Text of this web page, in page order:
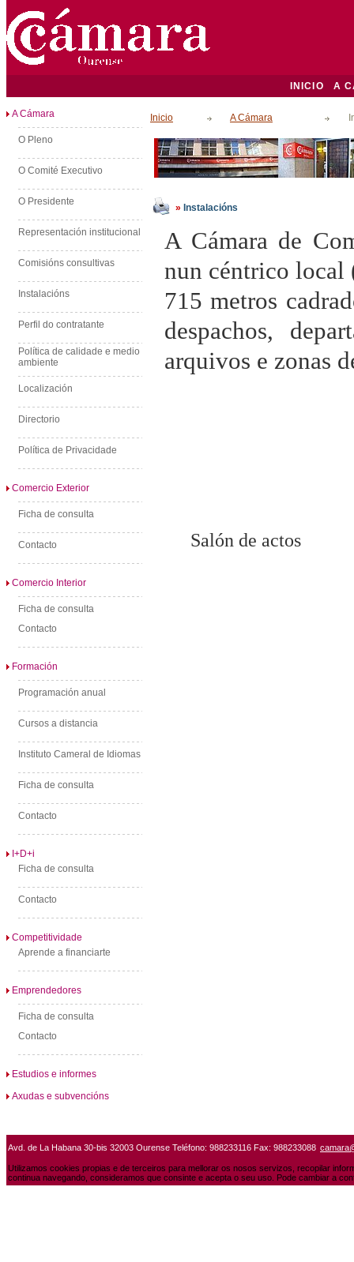
INICIO A
A Cámara
O Pleno
O Comité Executivo
O Presidente
Representación institucional
Comisións consultivas
Instalacións
Perfil do contratante
Política de calidade e medio
ambiente
Localización
Directorio
Política de Privacidade
Comercio Exterior
Ficha de consulta
Contacto
Comercio Interior
Ficha de consulta
Contacto
Formación
Programación anual
Cursos a distancia
Instituto Cameral de Idiomas
Ficha de consulta
Contacto
I+D+i
Ficha de consulta
Contacto
Competitividade
Aprende a financiarte
Emprendedores
Ficha de consulta
Contacto
Estudios e informes
Axudas e subvencións
Inicio A Cámara
» Instalacións
A Cámara de
nun céntrico local
715 metros
despachos,
arquivos e zonas
Salón de actos
Avd. de La Habana 30-bis 32003 Ourense Teléfono: 988233116 Fax: 988233088
Utilizamos cookies propias e de terceiros para mellorar os nosos servizos, recopilar
continua navegando, consideramos que consinte e acepta o seu uso. Pode cambiar a